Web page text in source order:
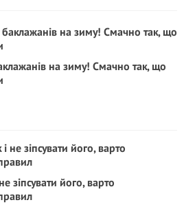
на зиму! Смачно так, що
зіпсувати його, варто